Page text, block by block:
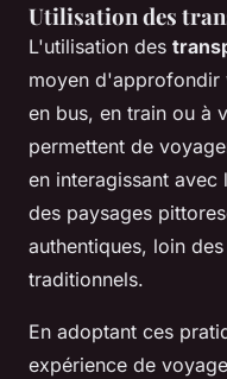
Utilisation des
L'utilisation des
moyen d'approfondir
en bus, en train ou à
permettent de
en interagissant avec
des paysages
authentiques, loin
traditionnels.
En adoptant ces
expérience de